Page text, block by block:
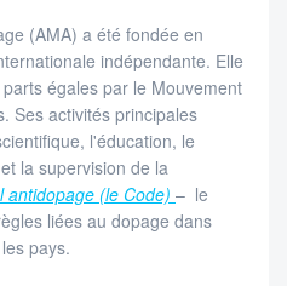
(AMA) a été fondée en
indépendante. Elle
égales par le Mouvement
Ses activités principales
l'éducation, le
la supervision de la
antidopage (le Code) – le
liées au dopage dans
pays.